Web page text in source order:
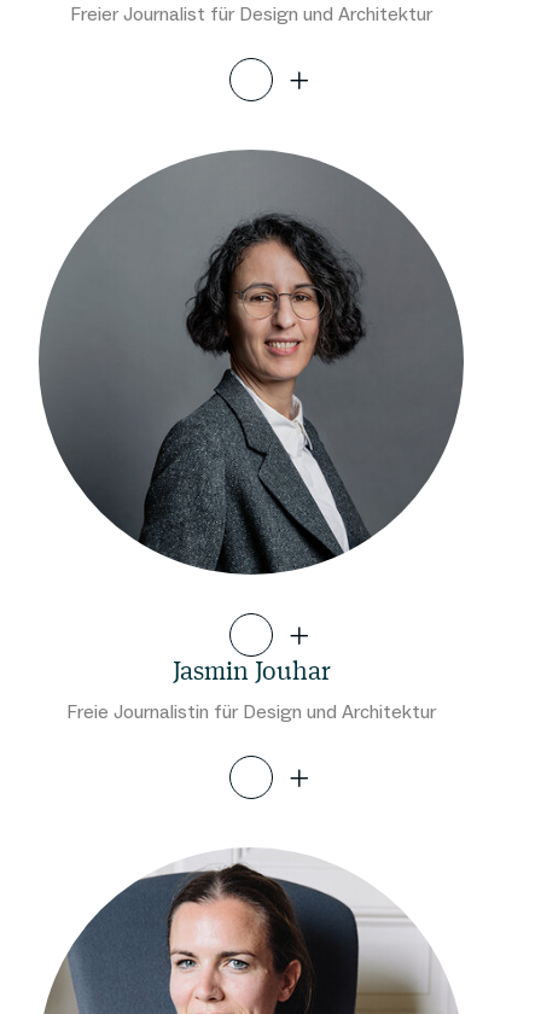
Freier Journalist für Design und Architektur
Jasmin Jouhar
Freie Journalistin für Design und Architektur